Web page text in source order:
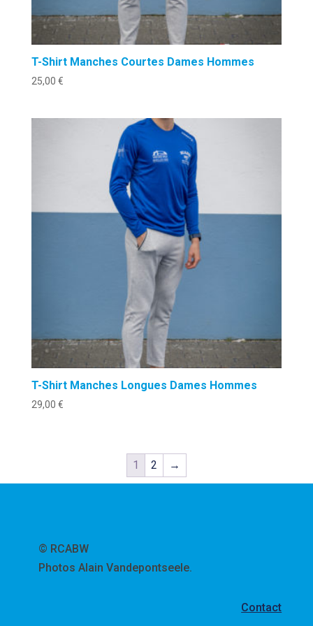
T-Shirt Manches Courtes Dames Hommes
25,00 €
T-Shirt Manches Longues Dames Hommes
29,00 €
1 2 →
© RCABW
Photos Alain Vandepontseele.
Contact